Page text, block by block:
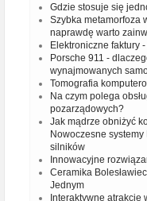
Gdzie stosuje się
Szybka metamorfoza
naprawdę warto
Elektroniczne faktury
Porsche 911 -
wynajmowanych
Tomografia
Na czym polega
pozarządowych?
Jak mądrze obniżyć
Nowoczesne
silników
Innowacyjne
Ceramika
Jednym
Interaktywne atrakcje